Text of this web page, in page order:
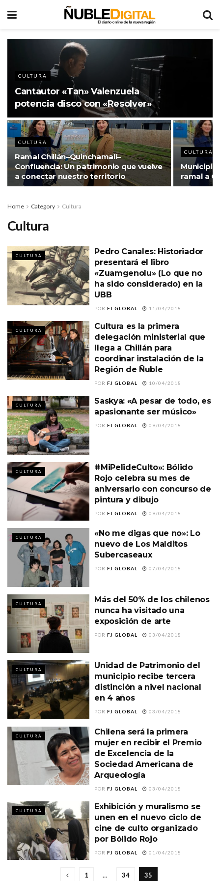
CULTURA
Cantautor «Tan» Valenzuela
potencia disco con «Resolver»
CULTURA
Ramal Chillán–Quinchamalí–
Confluencia: Un patrimonio que vuelve
a conectar nuestro territorio
CULTURA
Municipio
ramal a
Home Category Cultura
Cultura
CULTURA
Pedro Canales: Historiador
presentará el libro
«Zuamgenolu» (Lo que no
ha sido considerado) en la
UBB
POR FJ GLOBAL 11/04/2018
CULTURA
Cultura es la primera
delegación ministerial que
llega a Chillán para
coordinar instalación de la
Región de Ñuble
POR FJ GLOBAL 10/04/2018
CULTURA
Saskya: «A pesar de todo, es
apasionante ser músico»
POR FJ GLOBAL 09/04/2018
CULTURA
#MiPelideCulto»: Bólido
Rojo celebra su mes de
aniversario con concurso de
pintura y dibujo
POR FJ GLOBAL 09/04/2018
CULTURA
«No me digas que no»: Lo
nuevo de Los Malditos
Subercaseaux
POR FJ GLOBAL 07/04/2018
CULTURA
Más del 50% de los chilenos
nunca ha visitado una
exposición de arte
POR FJ GLOBAL 03/04/2018
CULTURA
Unidad de Patrimonio del
municipio recibe tercera
distinción a nivel nacional
en 4 años
POR FJ GLOBAL 03/04/2018
CULTURA
Chilena será la primera
mujer en recibir el Premio
de Excelencia de la
Sociedad Americana de
Arqueología
POR FJ GLOBAL 03/04/2018
CULTURA
Exhibición y muralismo se
unen en el nuevo ciclo de
cine de culto organizado
por Bólido Rojo
POR FJ GLOBAL 01/04/2018
1 … 34 35